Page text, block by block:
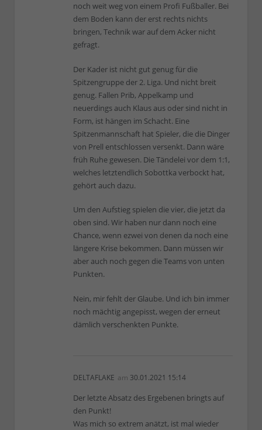
noch weit weg von einem Profi Fußballer. Bei
dem Boden kann der erst rechts nichts
bringen, Technik war auf dem Acker nicht
gefragt.
Der Kader ist nicht gut genug für die
Spitzengruppe der 2. Liga. Und nicht breit
genug. Fallen Prib, Appelkamp und
neuerdings auch Klaus aus oder sind nicht in
Form, ist hängen im Schacht. Eine
Spitzenmannschaft hat Spieler, die die Dinger
von Prell entschlossen versenkt. Dann wäre
früh Ruhe gewesen. Die Tändelei vor dem 1:1,
welches letztendlich Sobottka verbockt hat,
gehört auch dazu.
Um den Aufstieg spielen die vier, die jetzt da
oben sind. Wir haben nur dann noch eine
Chance, wenn ezwei von denen da noch eine
längere Krise bekommen. Dann müssen wir
aber auch noch gegen die Teams von unten
Punkten.
Nein, mir fehlt der Glaube. Und ich bin immer
noch mächtig angepisst, wegen der erneut
dämlich verschenkten Punkte.
DELTAFLAKE am 30.01.2021 15:14
Der letzte Absatz des Ergebenen bringts auf
den Punkt!
Was mich so extrem anätzt, ist mal wieder